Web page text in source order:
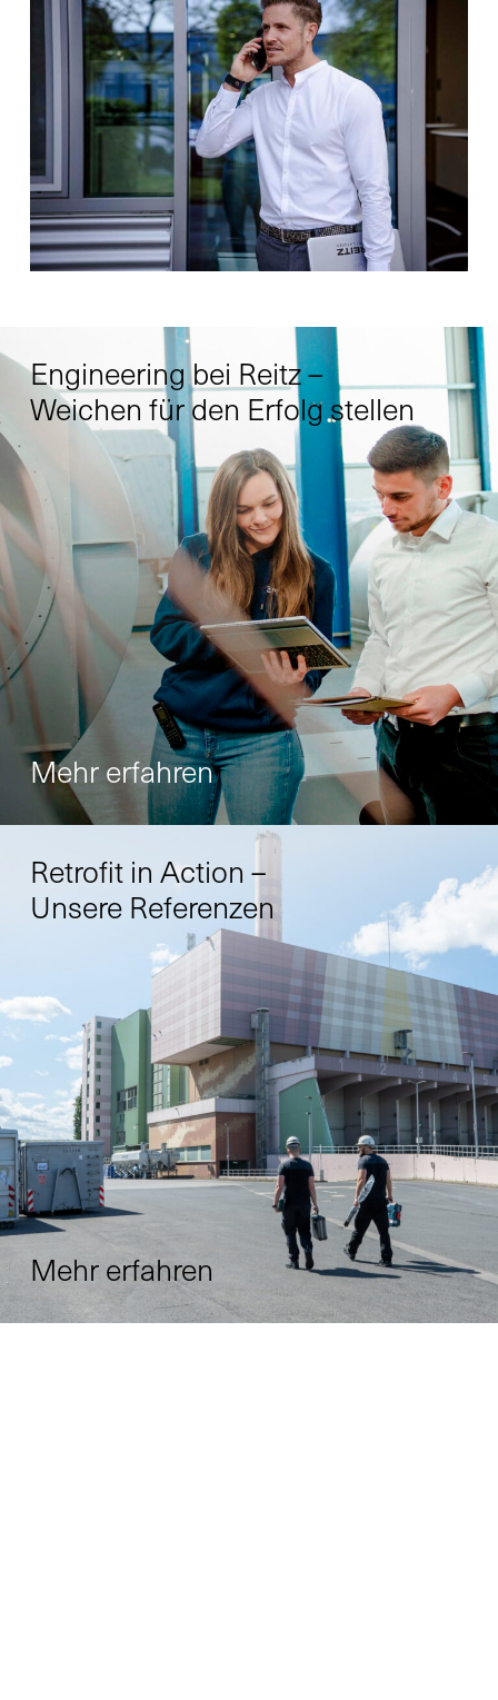
Engineering bei Reitz –
Weichen für den Erfolg stellen
Mehr erfahren
Retrofit in Action –
Unsere Referenzen
Mehr erfahren